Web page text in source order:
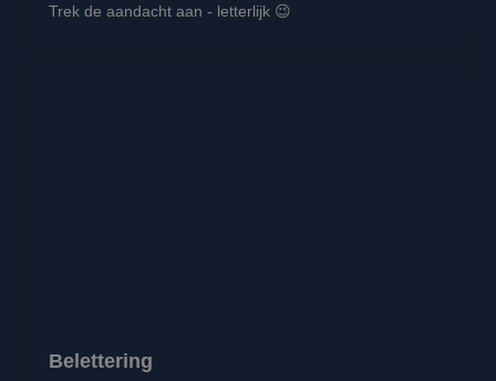
Trek de aandacht aan - letterlijk 😉
Belettering